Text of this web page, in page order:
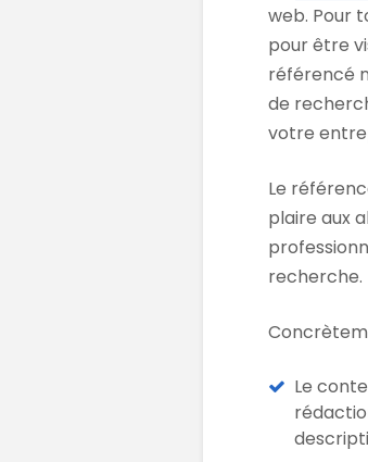
web. Pour
pour être
référencé
de
votre
Le
plaire aux
recherche.
Le